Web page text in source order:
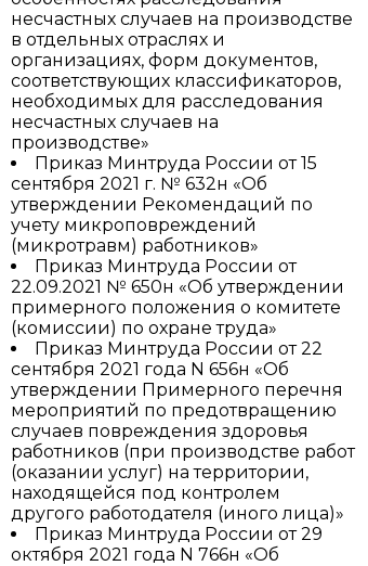
несчастных случаев на производстве
в отдельных отраслях и
организациях, форм документов,
соответствующих классификаторов,
необходимых для расследования
несчастных случаев на
производстве»
Приказ Минтруда России от 15
сентября 2021 г. № 632н «Об
утверждении Рекомендаций по
учету микроповреждений
(микротравм) работников»
Приказ Минтруда России от
22.09.2021 № 650н «Об утверждении
примерного положения о комитете
(комиссии) по охране труда»
Приказ Минтруда России от 22
сентября 2021 года N 656н «Об
утверждении Примерного перечня
мероприятий по предотвращению
случаев повреждения здоровья
работников (при производстве работ
(оказании услуг) на территории,
находящейся под контролем
другого работодателя (иного лица)»
Приказ Минтруда России от 29
октября 2021 года N 766н «Об